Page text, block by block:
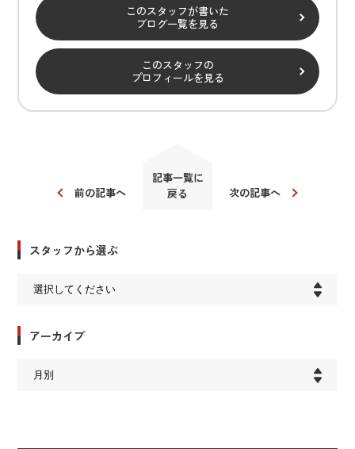
このスタッフが書いた
ブログ一覧を見る
このスタッフの
プロフィールを見る
前の記事へ
記事一覧に
戻る
次の記事へ
スタッフから選ぶ
アーカイブ